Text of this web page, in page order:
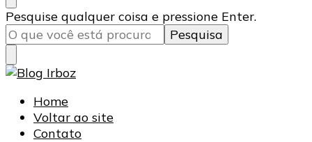
Blog Irboz
Blog de Lubrificação Industrial
Procurando
algo?
Pesquise qualquer coisa e pressione Enter.
Blog Irboz
Blog de Lubrificação Industrial
Home
Voltar ao site
Contato